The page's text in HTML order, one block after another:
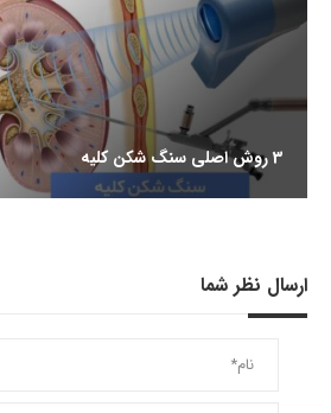
3 روش اصلی سنگ شکن کلیه
ارسال نظر شما